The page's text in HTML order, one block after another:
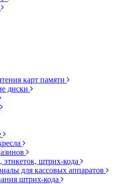
карт памяти
диски
штрих-кода
для кассовых аппаратов
штрих-кода